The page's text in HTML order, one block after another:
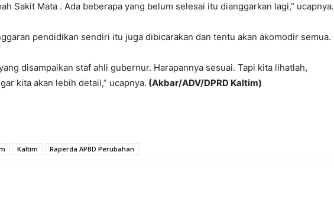
Sakit Mata . Ada beberapa yang belum selesai itu dianggarkan lagi,” ucapnya.
pendidikan sendiri itu juga dibicarakan dan tentu akan akomodir semua.
disampaikan staf ahli gubernur. Harapannya sesuai. Tapi kita lihatlah,
kita akan lebih detail,” ucapnya. (Akbar/ADV/DPRD Kaltim)
Kaltim Raperda APBD Perubahan